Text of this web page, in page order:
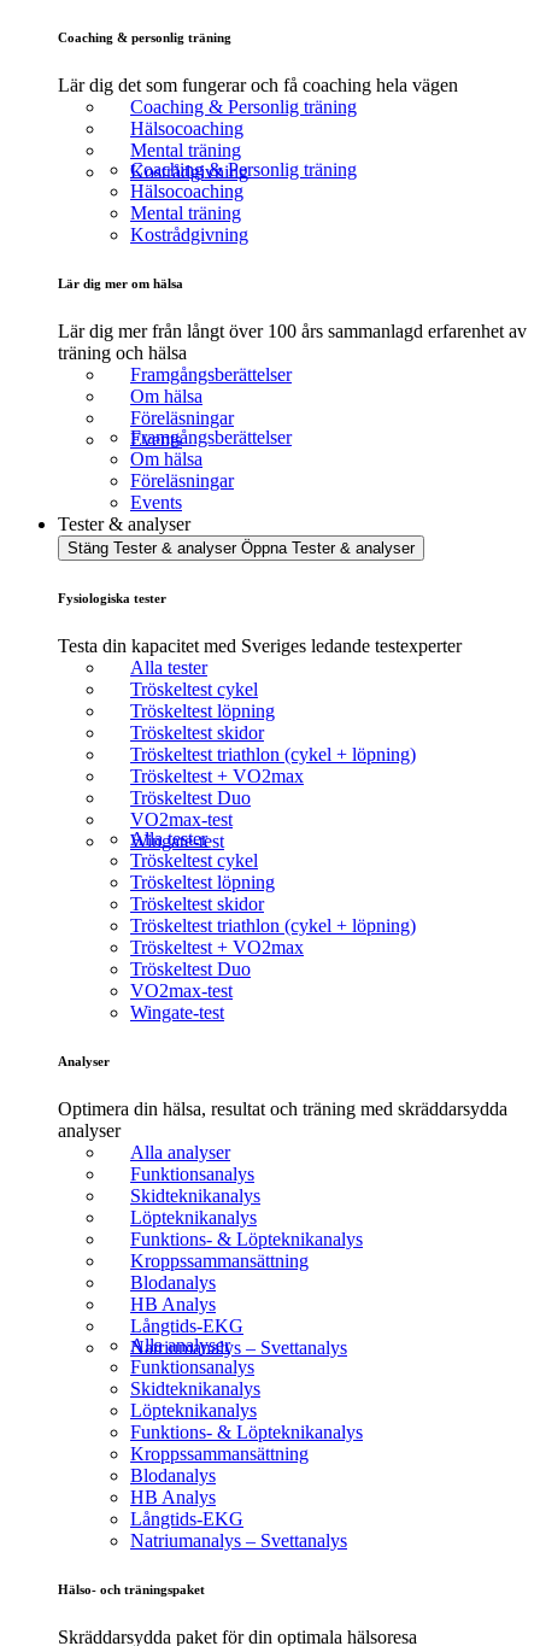
Coaching & personlig träning
Lär dig det som fungerar och få coaching hela vägen
Coaching & Personlig träning
Hälsocoaching
Mental träning
Kostrådgivning
Coaching & Personlig träning
Hälsocoaching
Mental träning
Kostrådgivning
Lär dig mer om hälsa
Lär dig mer från långt över 100 års sammanlagd erfarenhet av
träning och hälsa
Framgångsberättelser
Om hälsa
Föreläsningar
Events
Framgångsberättelser
Om hälsa
Föreläsningar
Events
Tester & analyser
Stäng Tester & analyser Öppna Tester & analyser
Fysiologiska tester
Testa din kapacitet med Sveriges ledande testexperter
Alla tester
Tröskeltest cykel
Tröskeltest löpning
Tröskeltest skidor
Tröskeltest triathlon (cykel + löpning)
Tröskeltest + VO2max
Tröskeltest Duo
VO2max-test
Wingate-test
Alla tester
Tröskeltest cykel
Tröskeltest löpning
Tröskeltest skidor
Tröskeltest triathlon (cykel + löpning)
Tröskeltest + VO2max
Tröskeltest Duo
VO2max-test
Wingate-test
Analyser
Optimera din hälsa, resultat och träning med skräddarsydda
analyser
Alla analyser
Funktionsanalys
Skidteknikanalys
Löpteknikanalys
Funktions- & Löpteknikanalys
Kroppssammansättning
Blodanalys
HB Analys
Långtids-EKG
Natriumanalys – Svettanalys
Alla analyser
Funktionsanalys
Skidteknikanalys
Löpteknikanalys
Funktions- & Löpteknikanalys
Kroppssammansättning
Blodanalys
HB Analys
Långtids-EKG
Natriumanalys – Svettanalys
Hälso- och träningspaket
Skräddarsydda paket för din optimala hälsoresa